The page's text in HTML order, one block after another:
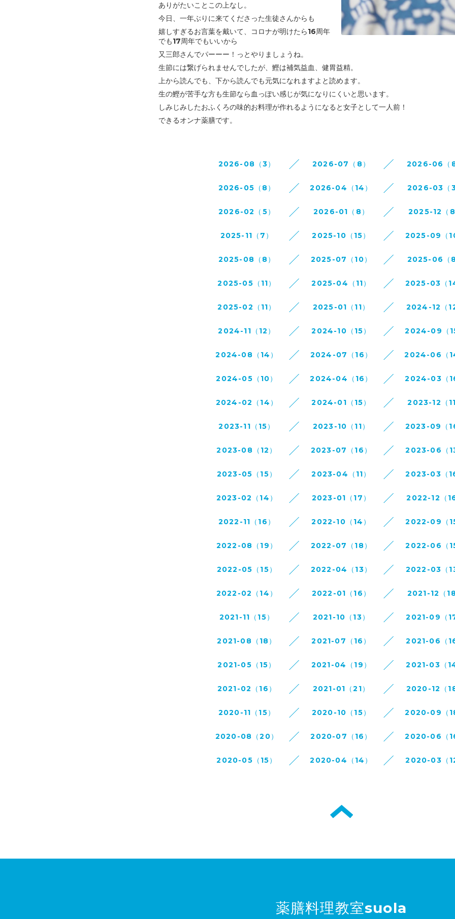
ありがたいことこの上なし。
今日、一年ぶりに来てくださった生徒さんからも
嬉しすぎるお言葉を戴いて、コロナが明けたら16周年
でも17周年でもいいから
又三郎さんでパーーー！っとやりましょうね。
生節には繋げられませんでしたが、 鰹は補気益血、健胃益精。
上から読んでも、下から読んでも元気になれますよと読めます。
生の鰹が苦手な方も生節なら血っぽい感じが気になりにくいと思います。
しみじみしたおふくろの味的お料理が作れるようになると女子として一人前！
できるオンナ薬膳です。
2026-08（3） 2026-07（8） 2026-06（8
2026-05（8） 2026-04（14） 2026-03（3
2026-02（5） 2026-01（8） 2025-12（8
2025-11（7） 2025-10（15） 2025-09（10
2025-08（8） 2025-07（10） 2025-06（8
2025-05（11） 2025-04（11） 2025-03（14
2025-02（11） 2025-01（11） 2024-12（12
2024-11（12） 2024-10（15） 2024-09（
2024-08（14） 2024-07（16） 2024-06（
2024-05（10） 2024-04（16） 2024-03（
2024-02（14） 2024-01（15） 2023-12（11
2023-11（15） 2023-10（11） 2023-09（16
2023-08（12） 2023-07（16） 2023-06（13
2023-05（15） 2023-04（11） 2023-03（16
2023-02（14） 2023-01（17） 2022-12（16
2022-11（16） 2022-10（14） 2022-09（15
2022-08（19） 2022-07（18） 2022-06（15
2022-05（15） 2022-04（13） 2022-03（13
2022-02（14） 2022-01（16） 2021-12（18
2021-11（15） 2021-10（13） 2021-09（17
2021-08（18） 2021-07（16） 2021-06（16
2021-05（15） 2021-04（19） 2021-03（14
2021-02（16） 2021-01（21） 2020-12（18
2020-11（15） 2020-10（15） 2020-09（
2020-08（20） 2020-07（16） 2020-06（
2020-05（15） 2020-04（14） 2020-03（12
薬膳料理教室suola